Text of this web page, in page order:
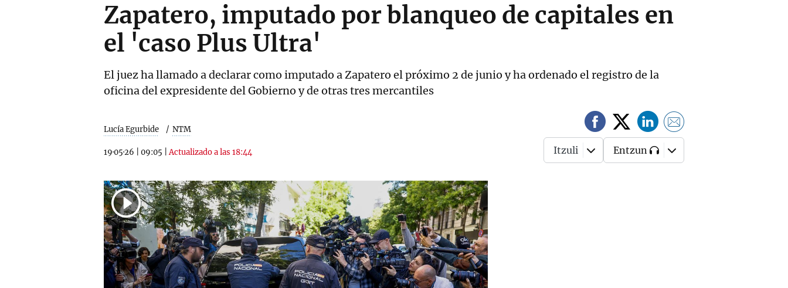
Zapatero, imputado por blanqueo de capitales en
el 'caso Plus Ultra'
El juez ha llamado a declarar como imputado a Zapatero el próximo 2 de junio y ha ordenado el registro de la
oficina del expresidente del Gobierno y de otras tres mercantiles
Lucía Egurbide NTM
19·05·26 09:05 |Actualizado a las 18:44 Itzuli Entzun